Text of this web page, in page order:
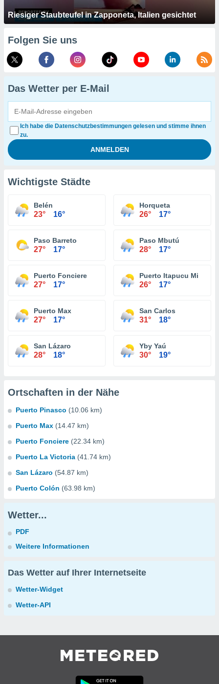
Riesiger Staubteufel in Zapponeta, Italien gesichtet
Folgen Sie uns
Das Wetter per E-Mail
Ich habe die Datenschutzbestimmungen gelesen und stimme ihnen
zu.
Wichtigste Städte
Belén
23° 16°
Horqueta
26° 17°
Paso Barreto
27° 17°
Paso Mbutú
28° 17°
Puerto Fonciere
27° 17°
Puerto Itapucu Mi
26° 17°
Puerto Max
27° 17°
San Carlos
31° 18°
San Lázaro
28° 18°
Yby Yaú
30° 19°
Ortschaften in der Nähe
Puerto Pinasco (10.06 km)
Puerto Max (14.47 km)
Puerto Fonciere (22.34 km)
Puerto La Victoria (41.74 km)
San Lázaro (54.87 km)
Puerto Colón (63.98 km)
Wetter...
PDF
Weitere Informationen
Das Wetter auf Ihrer Internetseite
Wetter-Widget
Wetter-API